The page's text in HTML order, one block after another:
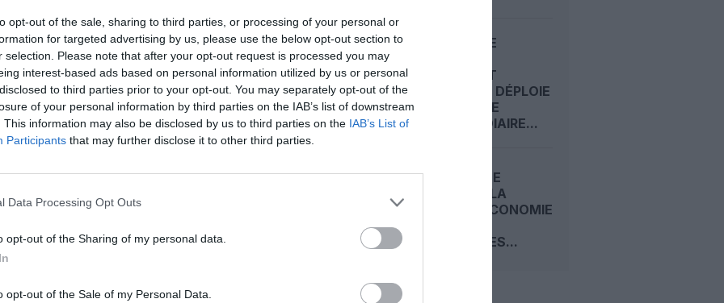
opt-out of the sale, sharing to third parties, or processing of your personal or
for targeted advertising by us, please use the below opt-out section to
selection. Please note that after your opt-out request is processed you may
interest-based ads based on personal information utilized by us or personal
to third parties prior to your opt-out. You may separately opt-out of the
of your personal information by third parties on the IAB’s list of downstream
This information may also be disclosed by us to third parties on the IAB’s List of
Participants that may further disclose it to other third parties.
Data Processing Opt Outs
opt-out of the Sharing of my personal data.
opt-out of the Sale of my Personal Data.
mais 198 supplémentaires en commande pour
flotte Emirates A380 et B777 en service
(source Emirates)
apprécié l’article ?
ECONOMIE
COMMENT
EMIRATES DÉPLOIE
SA CLASSE
INTERMÉDIAIRE...
CARNET DE
VOYAGE : LA
CLASSE ECONOMIE
D’EMIRATES...